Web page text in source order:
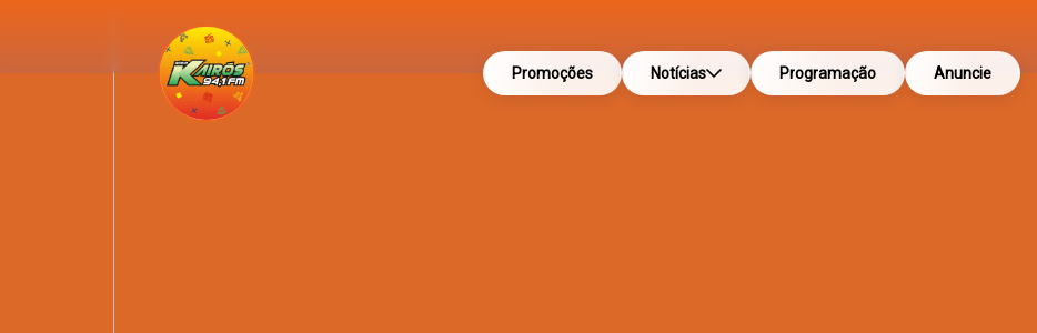
Promoções Notícias Programação Anuncie